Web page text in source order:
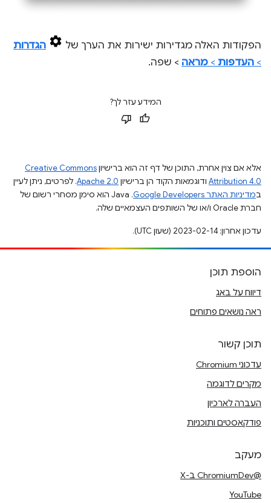
הפקודות האלה מגדירות ישירות את הערך של
הגדרות
> העדפות > מראה > שפה.
המידע עזר לך?
אלא אם צוין אחרת, התוכן של דף זה הוא ברישיוןCreative Commons
Attribution 4.0 ודוגמאות הקוד הן ברישיון Apache 2.0. לפרטים, ניתן לעיין
במדיניות האתר Google Developers‏
.‏ Java הוא סימן מסחרי רשום של
חברת Oracle ו/או של השותפים העצמאיים שלה.
עדכון אחרון: 2023-02-14 (שעון UTC).
הוספת תוכן
דיווח על באג
ראה נושאים פתוחים
תוכן קשור
עדכוני Chromium
מקרים לדוגמה
העברה לארכיון
פודקאסטים ותוכניות
מעקב
@ChromiumDev ב-X
YouTube